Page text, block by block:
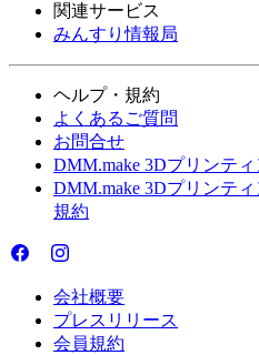
関連サービス
みんすり情報局
ヘルプ・規約
よくあるご質問
お問合せ
DMM.make 3Dプリンテ
DMM.make 3Dプリンテ
規約
会社概要
プレスリリース
会員規約